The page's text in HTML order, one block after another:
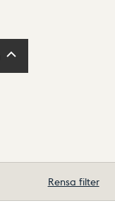
Rensa filter